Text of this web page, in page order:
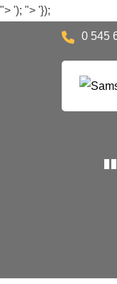
"> '); "> '});
0 545